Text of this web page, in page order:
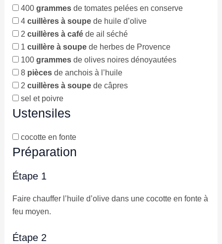
400 grammesde tomates pelées en conserve
4 cuillères à soupede huile d’olive
2 cuillères à caféde ail séché
1 cuillère à soupede herbes de Provence
100 grammesde olives noires dénoyautées
8 piècesde anchois à l’huile
2 cuillères à soupede câpres
sel et poivre
Ustensiles
cocotte en fonte
Préparation
Étape 1
Faire chauffer l’huile d’olive dans une cocotte en fonte à
feu moyen.
Étape 2